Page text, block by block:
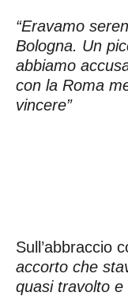
“Eravamo
Bologna. Un
abbiamo
con la Roma
vincere”
Sull’abbraccio
accorto che
quasi travolto